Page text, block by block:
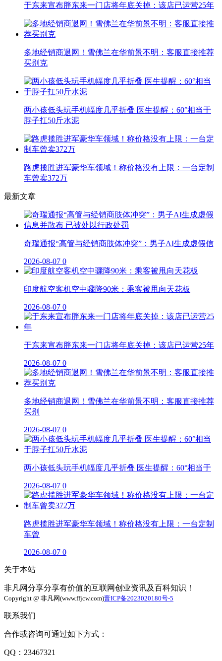
于东来宣布胖东来一门店将年底关掉：该店已运营25年
多地经销商退网！雪佛兰在华前景不明：客服直接推荐
买别克
两小孩低头玩手机幅度几乎折叠 医生提醒：60°相当于
脖子扛50斤水泥
路虎揽胜进军豪华车领域！称价格没有上限：一台定制
车曾卖372万
最新文章
奇瑞通报“高管与经销商肢体冲突”：男子AI生成虚假信
2026-08-07 0
印度航空客机空中骤降90米：乘客被甩向天花板
2026-08-07 0
于东来宣布胖东来一门店将年底关掉：该店已运营25年
2026-08-07 0
多地经销商退网！雪佛兰在华前景不明：客服直接推荐
买别
2026-08-07 0
两小孩低头玩手机幅度几乎折叠 医生提醒：60°相当于
2026-08-07 0
路虎揽胜进军豪华车领域！称价格没有上限：一台定制
车曾
2026-08-07 0
关于本站
非凡网分享分享有价值的互联网创业资讯及百科知识！
Copyright @ 非凡网(www.ffjcw.com)晋ICP备2023020180号-5
联系我们
合作或咨询可通过如下方式：
QQ：23467321